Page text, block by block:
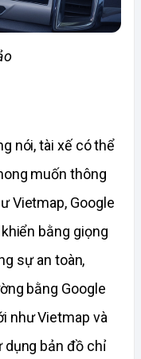
nói, tài xế có thể
muốn thông
Vietmap, Google
bằng giọng
sự an toàn,
bằng Google
như Vietmap và
dụng bản đồ chỉ